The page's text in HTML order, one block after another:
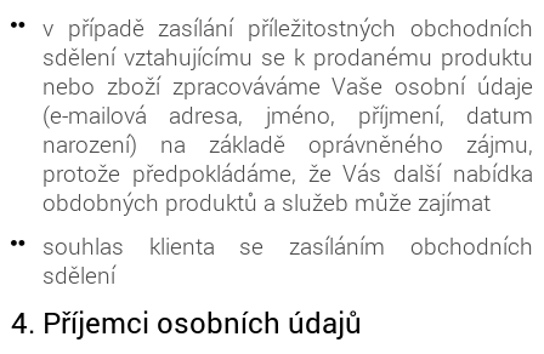
v případě zasílání příležitostných obchodních
sdělení vztahujícímu se k prodanému produktu
nebo zboží zpracováváme Vaše osobní údaje
(e-mailová adresa, jméno, příjmení, datum
narození) na základě oprávněného zájmu,
protože předpokládáme, že Vás další nabídka
obdobných produktů a služeb může zajímat
souhlas klienta se zasíláním obchodních
sdělení
4. Příjemci osobních údajů